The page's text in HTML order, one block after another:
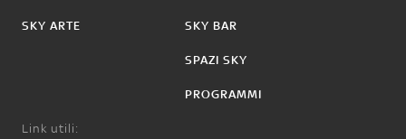
SKY ARTE SKY BAR
SPAZI SKY
PROGRAMMI
Link utili: